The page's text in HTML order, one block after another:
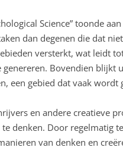
Science” toonde
dan degenen die dat
versterkt, wat leidt
Bovendien blijkt
een gebied dat vaak wordt
en andere creatieve
denken. Door regelmatig
van denken en